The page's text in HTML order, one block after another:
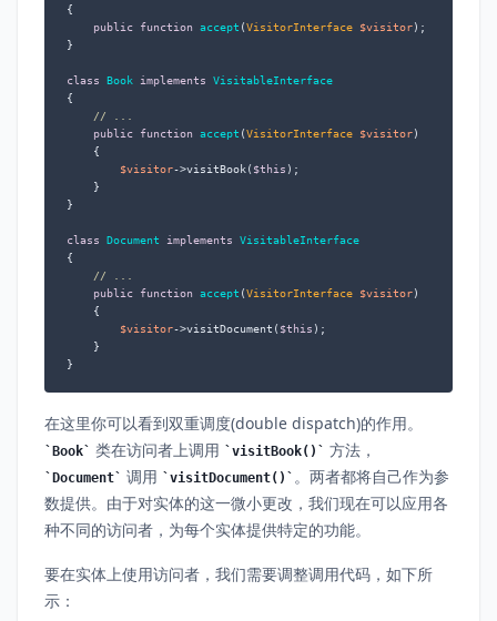
{
public
function accept (VisitorInterface $visitor) ;
}
class Book implements
VisitableInterface
{
// ...
public
function accept (VisitorInterface $visitor)
{
$visitor->visitBook( $this );
    }
}
class Document implements
VisitableInterface
{
// ...
public
function accept (VisitorInterface $visitor)
{
$visitor->visitDocument( $this );
    }
}
在这里你可以看到双重调度(double dispatch)的作用。
Book 类在访问者上调用 visitBook() 方法，
Document 调用 visitDocument()
。两者都将自己作为参
数提供。由于对实体的这一微小更改，我们现在可以应用各
种不同的访问者，为每个实体提供特定的功能。
要在实体上使用访问者，我们需要调整调用代码，如下所
示：